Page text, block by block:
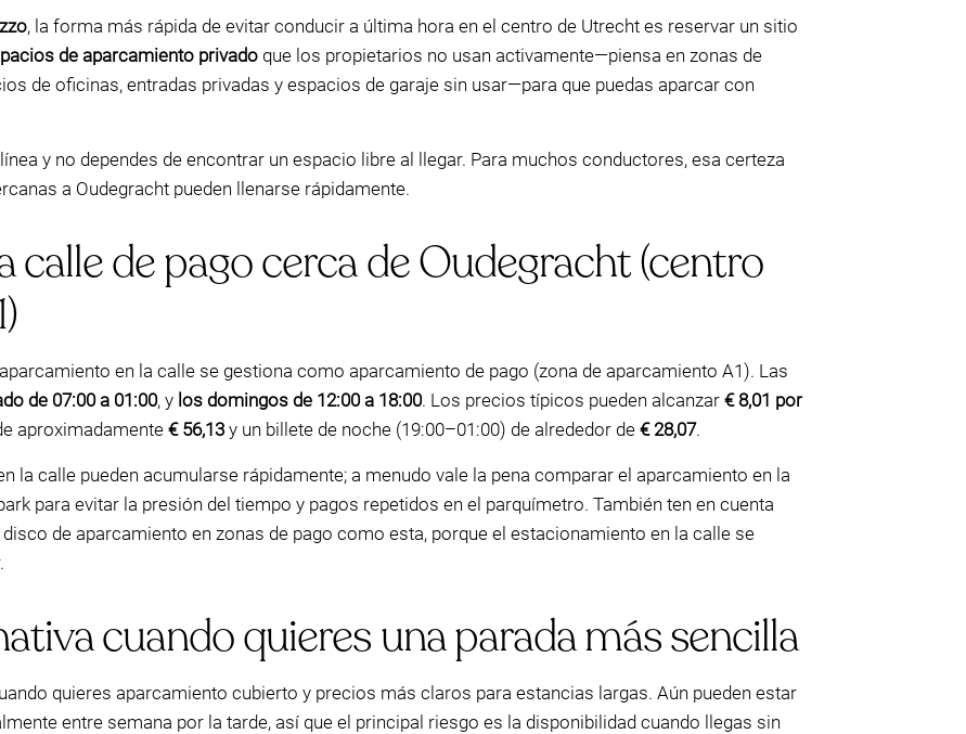
, la forma más rápida de evitar conducir a última hora en el centro de Utrecht es reservar un sitio
de aparcamiento privado que los propietarios no usan activamente—piensa en zonas de
de oficinas, entradas privadas y espacios de garaje sin usar—para que puedas aparcar con
y no dependes de encontrar un espacio libre al llegar. Para muchos conductores, esa certeza
a Oudegracht pueden llenarse rápidamente.
calle de pago cerca de Oudegracht (centro
en la calle se gestiona como aparcamiento de pago (zona de aparcamiento A1). Las
de 07:00 a 01:00, y los domingos de 12:00 a 18:00. Los precios típicos pueden alcanzar € 8,01 por
aproximadamente€ 56,13 y un billete de noche (19:00–01:00) de alrededor de € 28,07.
la calle pueden acumularse rápidamente; a menudo vale la pena comparar el aparcamiento en la
para evitar la presión del tiempo y pagos repetidos en el parquímetro. También ten en cuenta
de aparcamiento en zonas de pago como esta, porque el estacionamiento en la calle se
cuando quieres una parada más sencilla
quieres aparcamiento cubierto y precios más claros para estancias largas. Aún pueden estar
entre semana por la tarde, así que el principal riesgo es la disponibilidad cuando llegas sin